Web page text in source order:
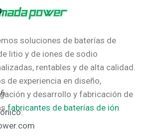
soluciones de baterías de
litio y de iones de sodio
rentables y de alta calidad.
de experiencia en diseño,
y desarrollo y fabricación de
fabricantes de baterías de ión